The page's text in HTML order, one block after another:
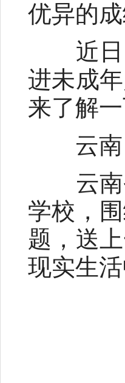
优异的
近日，
进未成
来了解一
云南
云南省
学校，
题，送
现实生活